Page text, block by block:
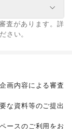
ウェア/ 腕時計/
・着物
調味料/
便利品/文房具/
鮮食品
査があります。詳
さい。
画内容による審査
な資料等のご提出
ースのご利用をお